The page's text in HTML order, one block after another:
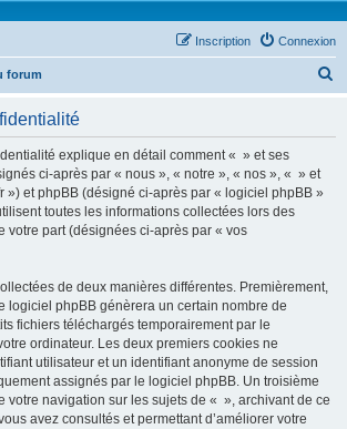
Connexion
Inscription
forum
explique en détail comment « » et ses
ci-après par « nous », « notre », « nos », « » et
») et phpBB (désigné ci-après par « logiciel phpBB »
toutes les informations collectées lors des
votre part (désignées ci-après par « vos
de deux manières différentes. Premièrement,
logiciel phpBB génèrera un certain nombre de
fichiers téléchargés temporairement par le
ordinateur. Les deux premiers cookies ne
utilisateur et un identifiant anonyme de session
assignés par le logiciel phpBB. Un troisième
votre navigation sur les sujets de « », archivant de ce
avez consultés et permettant d’améliorer votre